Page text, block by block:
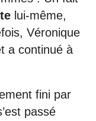
lui-même,
Véronique
a continué à
fini par
passé